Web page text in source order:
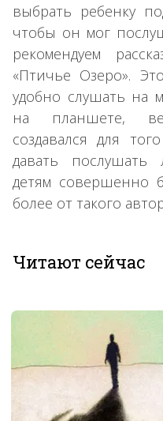
выбрать ребенку
чтобы он мог
рекомендуем
«Птичье Озеро».
удобно слушать на
на планшете,
создавался для
давать послушать
детям совершенно
более от такого
Читают сейчас